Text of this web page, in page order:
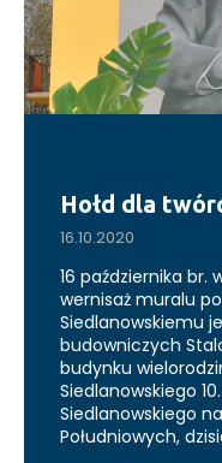
Hołd dla
16.10.2020
16 października br.
wernisaż muralu
Siedlanowskiemu
budowniczych
budynku
Siedlanowskiego
Siedlanowskiego
Południowych,